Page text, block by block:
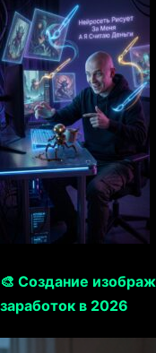
🎨 Создание
заработок в 2026